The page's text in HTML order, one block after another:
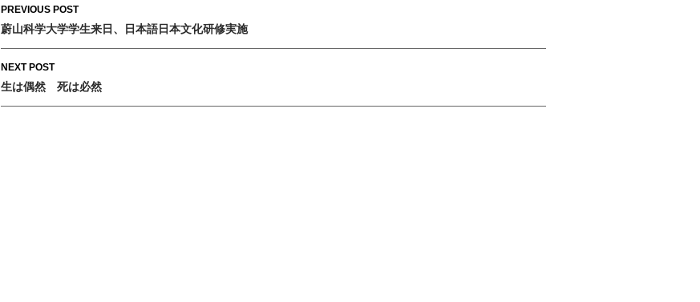
Post
navigation
PREVIOUS POST
蔚山科学大学学生来日、日本語日本文化研修実施
NEXT POST
生は偶然 死は必然